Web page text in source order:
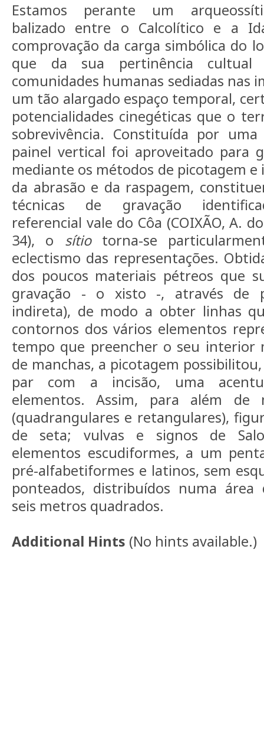
Estamos perante um
balizado entre o Calcolítico e a
comprovação da carga simbólica do
que da sua pertinência cultual
comunidades humanas sediadas nas
um tão alargado espaço temporal,
potencialidades cinegéticas que o
sobrevivência. Constituída por
painel vertical foi aproveitado para
mediante os métodos de picotagem e
da abrasão e da raspagem,
técnicas de gravação
referencial vale do Côa (COIXÃO, A.
34), o sítiotorna-se
eclectismo das representações.
dos poucos materiais pétreos que
gravação - o xisto -, através de
indireta), de modo a obter linhas
contornos dos vários elementos
tempo que preencher o seu interior
de manchas, a picotagem
par com a incisão, uma
elementos. Assim, para além de
(quadrangulares e retangulares),
de seta; vulvas e signos de
elementos escudiformes, a um
pré-alfabetiformes e latinos, sem
ponteados, distribuídos numa área
seis metros quadrados.
Additional Hints (No hints available.)